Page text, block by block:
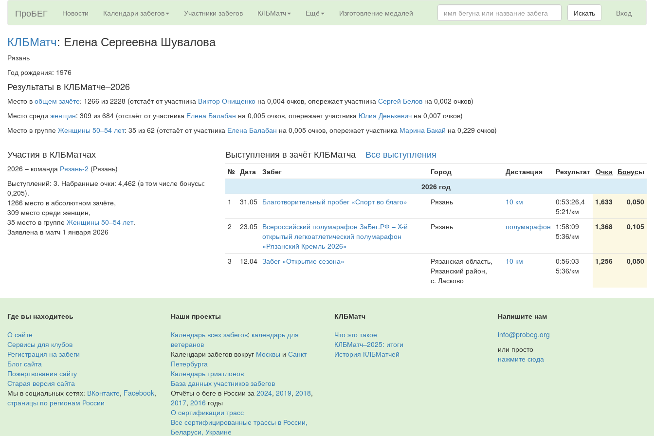
ПроБЕГ Новости Календари забегов Участники забегов КЛБМатч Ещё Изготовление медалей Вход
Искать
КЛБМатч: Елена Сергеевна Шувалова
Рязань
Год рождения: 1976
Результаты в КЛБМатче–2026
Место в общем зачёте: 1266 из 2228 (отстаёт от участника Виктор Онищенко на 0,004 очков, опережает участника Сергей Белов на 0,002 очков)
Место среди женщин: 309 из 684 (отстаёт от участника Елена Балабан на 0,005 очков, опережает участника Юлия Денькевич на 0,007 очков)
Место в группе Женщины 50–54 лет: 35 из 62 (отстаёт от участника Елена Балабан на 0,005 очков, опережает участника Марина Бакай на 0,229 очков)
Участия в КЛБМатчах
2026 – команда Рязань-2 (Рязань)
Выступлений: 3. Набранные очки: 4,462 (в том числе бонусы:
0,205).
1266 место в абсолютном зачёте,
309 место среди женщин,
35 место в группе Женщины 50–54 лет.
Заявлена в матч 1 января 2026
Выступления в зачёт КЛБМатча Все выступления
№ Дата Забег Город Дистанция Результат Очки Бонусы
2026 год
1
31.05 Благотворительный пробег «Спорт во благо» Рязань 10 км
0:53:26,4
5:21/км
1,633 0,050
2 23.05 Всероссийский полумарафон ЗаБег.РФ – X-й
открытый легкоатлетический полумарафон
«Рязанский Кремль-2026»
Рязань полумарафон 1:58:09
5:36/км
1,368 0,105
3 12.04 Забег «Открытие сезона»
Рязанская область,
Рязанский район,
с. Ласково
10 км
0:56:03
5:36/км
1,256 0,050
Где вы находитесь
О сайте
Сервисы для клубов
Регистрация на забеги
Блог сайта
Пожертвования сайту
Старая версия сайта
Мы в социальных сетях: ВКонтакте, Facebook,
страницы по регионам России
Наши проекты
Календарь всех забегов; календарь для
ветеранов
Календари забегов вокруг Москвы и Санкт-
Петербурга
Календарь триатлонов
База данных участников забегов
Отчёты о беге в России за 2024, 2019, 2018,
2017, 2016 годы
О сертификации трасс
Все сертифицированные трассы в России,
Беларуси, Украине
КЛБМатч
Что это такое
КЛБМатч–2025: итоги
История КЛБМатчей
Напишите нам
info@probeg.org
или просто
нажмите сюда